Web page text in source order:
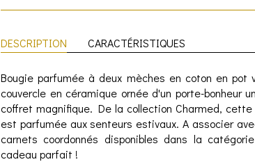
DESCRIPTION CARACTÉRISTIQUES
Bougie parfumée à deux mèches en coton en pot
couvercle en céramique ornée d'un porte-bonheur
coffret magnifique. De la collection Charmed,
est parfumée aux senteurs estivaux. A associer
carnets coordonnés disponibles dans la
cadeau parfait !